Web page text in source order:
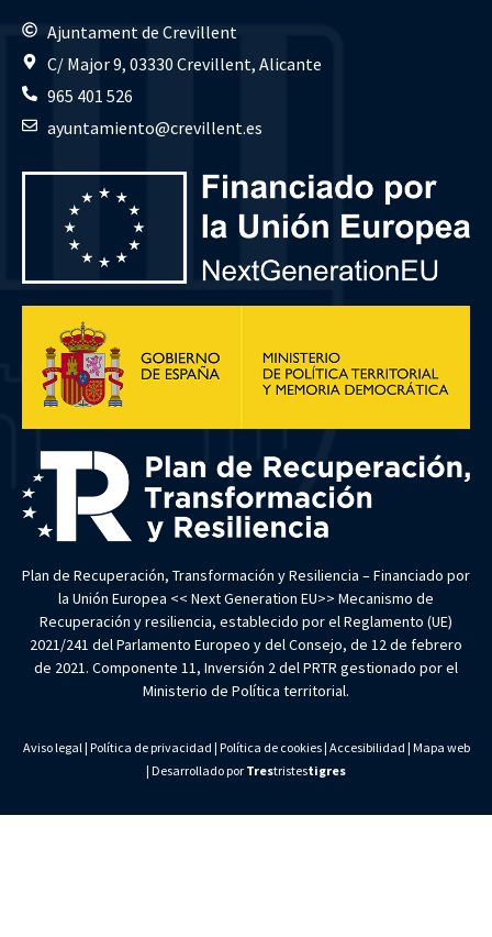
Ajuntament de Crevillent
C/ Major 9, 03330 Crevillent, Alicante
965 401 526
ayuntamiento@crevillent.es
Plan de Recuperación, Transformación y Resiliencia – Financiado por
la Unión Europea << Next Generation EU>> Mecanismo de
Recuperación y resiliencia, establecido por el Reglamento (UE)
2021/241 del Parlamento Europeo y del Consejo, de 12 de febrero
de 2021. Componente 11, Inversión 2 del PRTR gestionado por el
Ministerio de Política territorial.
Aviso legal | Política de privacidad | Política de cookies| Accesibilidad | Mapa web
| Desarrollado por Trestristestigres